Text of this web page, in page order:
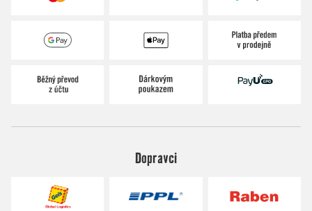
Dopravci